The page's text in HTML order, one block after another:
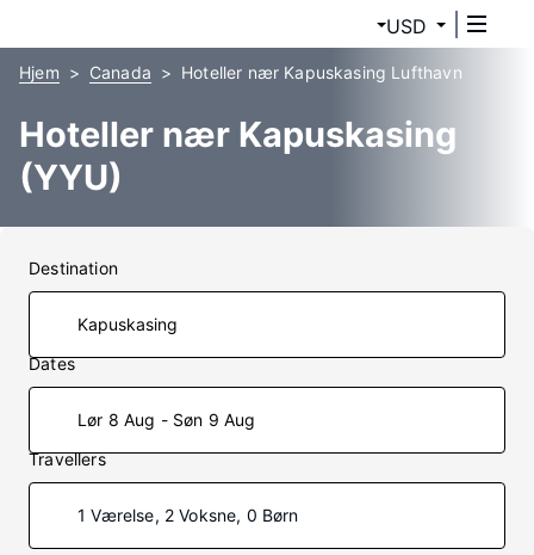
USD
Hjem Canada Hoteller nær Kapuskasing Lufthavn
Hoteller nær Kapuskasing
(YYU)
Destination
Dates
Lør 8 Aug - Søn 9 Aug
Travellers
1 Værelse, 2 Voksne, 0 Børn